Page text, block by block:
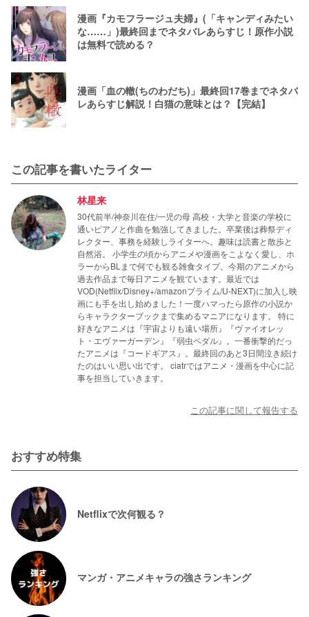
漫画『カモフラージュ夫婦』(「キャンディみたい
な……」)最終回までネタバレあらすじ！原作小説
は無料で読める？
漫画「血の轍(ちのわだち)」最終回17巻までネタバ
レあらすじ解説！白猫の意味とは？【完結】
この記事を書いたライター
林星来
30代前半/神奈川在住/一児の母 高校・大学と音楽の学校に
通いピアノと作曲を勉強してきました。卒業後は葬祭ディ
レクター、事務を経験しライターへ。趣味は読書と散歩と
自然浴。 小学生の頃からアニメや漫画をこよなく愛し、ホ
ラーからBLまで何でも観る雑食タイプ。今期のアニメから
過去作品まで毎日アニメを観ています。最近では
VOD(Netflix/Disney+/amazonプライム/U-NEXT)に加入し映
画にも手を出し始めました！一度ハマったら原作の小説か
らキャラクターブックまで集めるマニアになります。 特に
好きなアニメは『宇宙よりも遠い場所』『ヴァイオレッ
ト・エヴァーガーデン』『弱虫ペダル』。一番衝撃的だっ
たアニメは『コードギアス』。最終回のあと3日間泣き続け
たのはいい思い出です。 ciatrではアニメ・漫画を中心に記
事を担当していきます。
この記事に関して報告する
おすすめ特集
Netflixで次何観る？
マンガ・アニメキャラの強さランキング